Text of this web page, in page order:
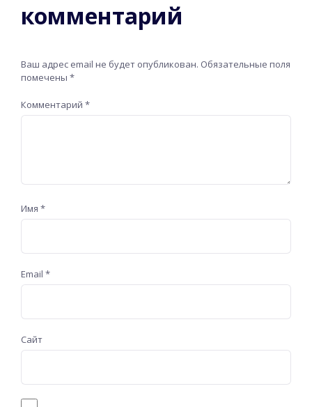
комментарий
Ваш адрес email не будет опубликован. Обязательные поля
помечены *
Комментарий *
Имя *
Email *
Сайт